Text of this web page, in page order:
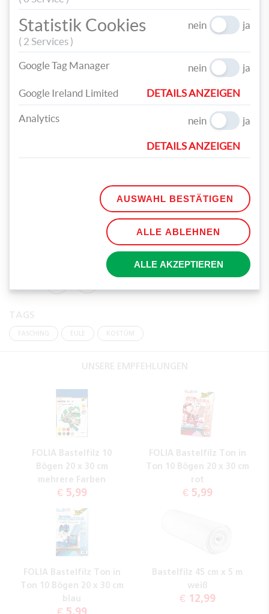
Für das Kostüm nehmen Sie ein schwarzes, kurzärmliges T-
Filzdreiecke (mit möglichst runden Seiten) aus und nähen Sie
die „Federn“ etwas überlappend zu Girlandenstreifen
zusammen.
Abschließend nähen Sie die Girlandenstreifen wabenartig
versetzt auf das T-Shirt. Und fertig ist das süße Eulenkostüm!
TAGS
FASCHING EULE KOSTÜM
UNSERE EMPFEHLUNGEN
FOLIA Bastelfilz 10
Bögen 20 x 30 cm
mehrere Farben
€ 5,99
FOLIA Bastelfilz Ton in
Ton 10 Bögen 20 x 30 cm
rot
€ 5,99
FOLIA Bastelfilz Ton in
Ton 10 Bögen 20 x 30 cm
blau
€ 5,99
Bastelfilz 45 cm x 5 m
weiß
€ 12,99
Statistik Cookies
( 2 Services )
nein ja
Google Tag Manager nein ja
Google Ireland Limited DETAILS ANZEIGEN
Analytics nein ja
DETAILS ANZEIGEN
AUSWAHL BESTÄTIGEN
ALLE ABLEHNEN
ALLE AKZEPTIEREN